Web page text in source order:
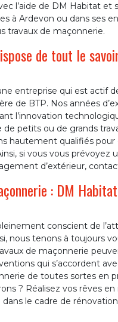
l’aide de DM Habitat
à Ardevon ou dans ses
travaux de maçonnerie.
de tout le
entreprise qui est actif
de BTP. Nos années
l’innovation
de petits ou de grands
hautement qualifiés pour
si vous vous
d’extérieur,
: DM
conscient de
nous tenons à toujours
de maçonnerie
qui s’accordent
de toutes sortes en
? Réalisez vos rêves
le cadre de